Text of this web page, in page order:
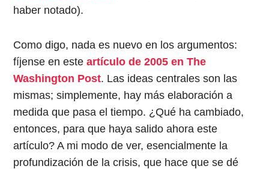
haber notado).
Como digo, nada es nuevo en los argumentos:
fíjense en esteartículo de 2005 en The
Washington Post. Las ideas centrales son las
mismas; simplemente, hay más elaboración a
medida que pasa el tiempo. ¿Qué ha cambiado,
entonces, para que haya salido ahora este
artículo? A mi modo de ver, esencialmente la
profundización de la crisis, que hace que se dé